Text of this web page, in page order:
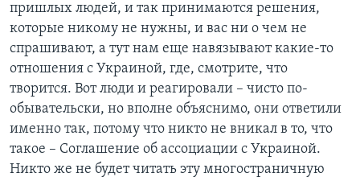
пришлых людей, и так принимаются решения,
которые никому не нужны, и вас ни о чем не
спрашивают, а тут нам еще навязывают какие-то
отношения с Украиной, где, смотрите, что
творится. Вот люди и реагировали – чисто по-
обывательски, но вполне объяснимо, они ответили
именно так, потому что никто не вникал в то, что
такое – Соглашение об ассоциации с Украиной.
Никто же не будет читать эту многостраничную